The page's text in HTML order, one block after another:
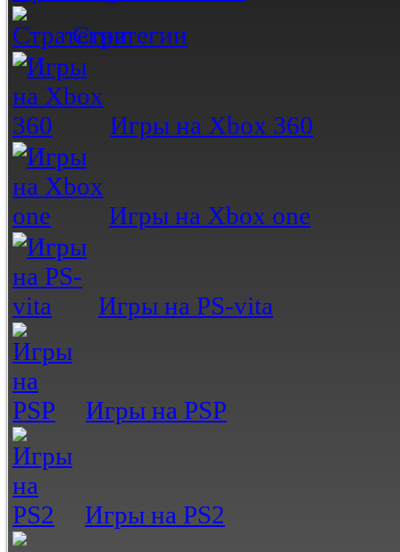
Стратегии
Игры на Xbox 360
Игры на Xbox one
Игры на PS-vita
Игры на PSP
Игры на PS2